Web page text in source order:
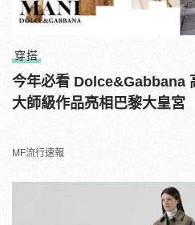
穿搭
今年必看 Dolce&Gabbana
大師級作品亮相巴黎大皇宮
MF流行速報